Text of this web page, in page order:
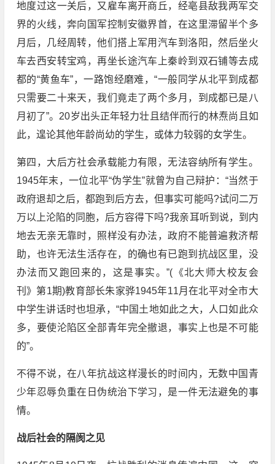
地度过这一关后，又雇车离开商丘，经亳县敌我两军交
界的火线，奔向国军控制安徽界首，在这里滞留半个多
月后，几经周转，他们搭上军用汽车到洛阳，然后坐火
车去西安转宝鸡，再坐长途汽车上秦岭到双石铺等去成
都的“黄鱼车”，一路饱经磨难，“一般同学从北平到成都
只需要二十来天，我们竟走了两个多月，到成都已是八
月初了”。20岁出头正年轻力壮且结伴而行的林焘尚且如
此，遑论其他年龄尚幼的学生，或体力较弱的女学生。
第四，大后方社会承载能力有限，无法容纳所有学生。
1945年末，一位北平“伪学生”就曾为自己辩护：“当然于
政府退却之后，都跑到后方去，但事实可能吗?试问二万
万以上沦陷的同胞，后方容得下吗?我亲耳听到说，到内
地去无亲无靠时，照样没有办法，政府不能普遍救济帮
助，也许无法生活存在，的确也有已跑到抗战区里，没
办法而又跑回来的，这是事实。”(《北大师大校友会
刊》第1期)教育部长朱家骅1945年11月在北平对全市大
中学生讲话时也坦承，“中国土地如此之大，人口如此众
多，要使沦陷区全部青年完全撤退，事实上也是不可能
的”。
不得不说，在八年抗战这样漫长的时间内，无数中国青
少年忍辱负重在日伪统治下学习，是一件无法避免的事
情。
战后社会的隔阂之见